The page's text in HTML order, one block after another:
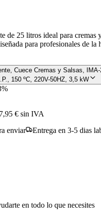
de 25 litros ideal para cremas
para profesionales de la
Cuece Cremas y Salsas, IMA-
150 ºC, 220V-50HZ, 3,5 kW
%
€ sin IVA
enviar
Entrega en 3-5 dias
en todo lo que necesites